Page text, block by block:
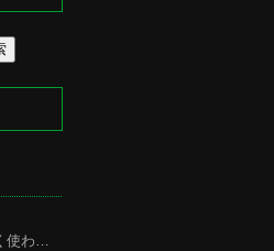
FFシートとは？最近もよく使われる万能型サイン